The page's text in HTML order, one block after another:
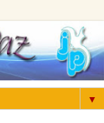
▼